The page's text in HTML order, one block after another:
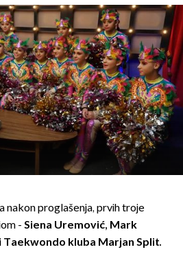
nakon proglašenja, prvih troje
- Siena Uremović, Mark
kluba Marjan Split.